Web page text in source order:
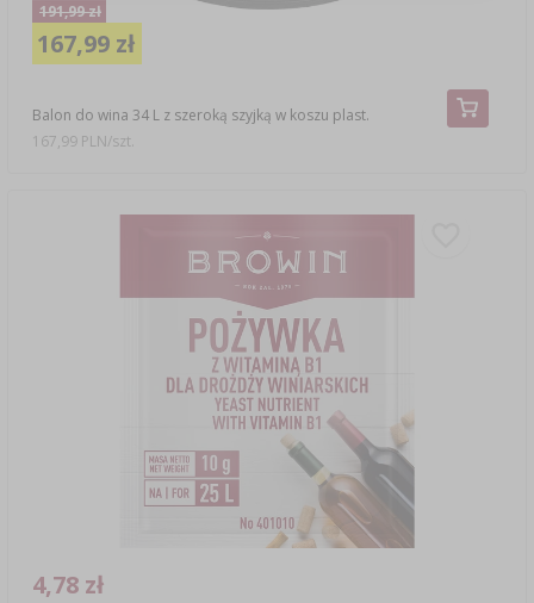
Balon do wina 34 L z szeroką szyjką w koszu plast.
191,99 zł
167,99 zł
167,99 PLN/szt.
4,78 zł